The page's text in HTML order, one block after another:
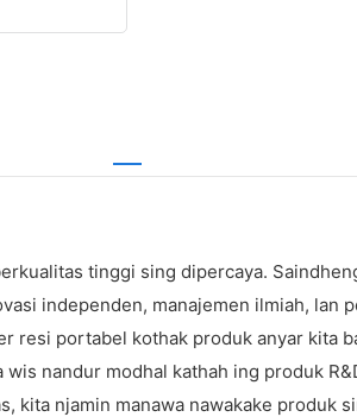
tinggi sing dipercaya.
independen, manajemen ilmiah, lan
portabel kothak produk anyar kita
nandur modhal kathah ing produk
njamin manawa nawakake produk